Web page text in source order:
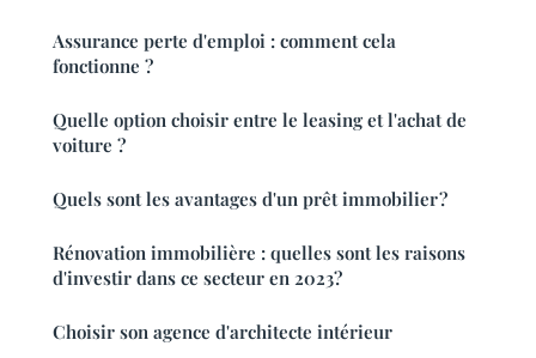
Assurance perte d'emploi : comment cela
fonctionne ?
Quelle option choisir entre le leasing et l'achat de
voiture ?
Quels sont les avantages d'un prêt immobilier ?
Rénovation immobilière : quelles sont les raisons
d'investir dans ce secteur en 2023?
Choisir son agence d'architecte intérieur